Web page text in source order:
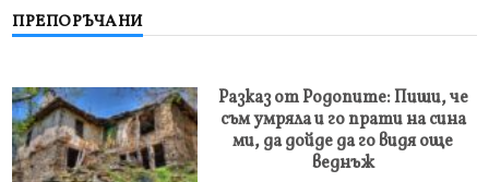
ПРЕПОРЪЧАНИ
Разказ от Родопите: Пиши, че
съм умряла и го прати на сина
ми, да дойде да го видя още
веднъж